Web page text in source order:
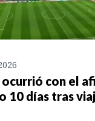
ocurrió con el
10 días tras